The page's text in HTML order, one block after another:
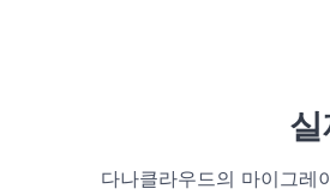
다나클라우드의 마이그레